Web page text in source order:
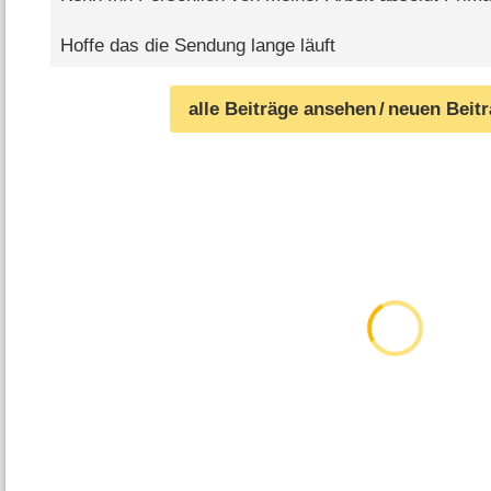
Hoffe das die Sendung lange läuft
alle Beiträge ansehen/ neuen